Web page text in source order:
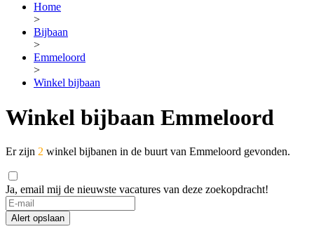
Home
>
Bijbaan
>
Emmeloord
>
Winkel bijbaan
Winkel bijbaan Emmeloord
Er zijn 2 winkel bijbanen in de buurt van Emmeloord gevonden.
Ja, email mij de nieuwste vacatures van deze zoekopdracht!
If
you
are
Alert opslaan